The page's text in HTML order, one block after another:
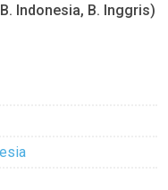
Indonesia, B. Inggris)